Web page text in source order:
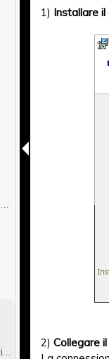
1) Installare il
2) Collegare
MARKETPLACE eBay / Amazon / ePrice / IBS.it / ManoMano / Cdiscount / Zalando / Leroy Merlin
Registratori di cassa (registratori telematici RT)